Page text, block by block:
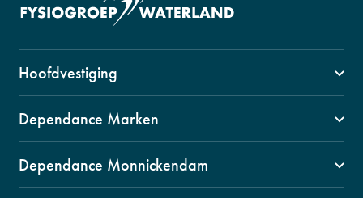
Hoofdvestiging
Swaensborch 11c
0299 653 499
info@fysiogroepwaterland.nl
Dependance Marken
Kerkbuurt 90
Dependance Monnickendam